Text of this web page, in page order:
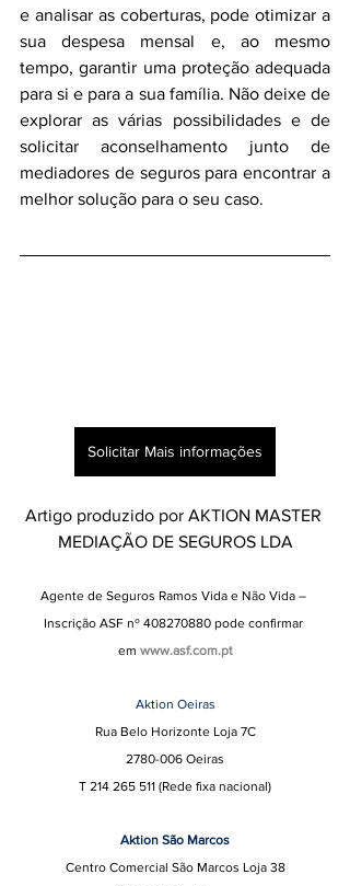
e analisar as coberturas, pode otimizar a
sua despesa mensal e, ao mesmo
tempo, garantir uma proteção adequada
para si e para a sua família. Não deixe de
explorar as várias possibilidades e de
solicitar aconselhamento junto de
mediadores de seguros para encontrar a
melhor solução para o seu caso.
Solicitar Mais informações
Artigo produzido por AKTION MASTER
MEDIAÇÃO DE SEGUROS LDA
Agente de Seguros Ramos Vida e Não Vida –
Inscrição ASF nº 408270880 pode confirmar
em www.asf.com.pt
Aktion Oeiras
Rua Belo Horizonte Loja 7C
2780-006 Oeiras
T 214 265 511 (Rede fixa nacional)
Aktion São Marcos
Centro Comercial São Marcos Loja 38